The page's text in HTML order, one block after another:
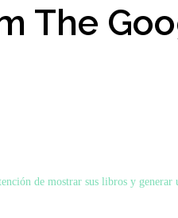
The
de mostrar sus libros y generar